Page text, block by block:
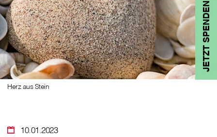
JETZT SPENDEN
Herz aus Stein
10.01.2023